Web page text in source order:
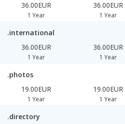
36.00EUR
1 Year
36.00EUR
1 Year
.international
36.00EUR
1 Year
36.00EUR
1 Year
.photos
19.00EUR
1 Year
19.00EUR
1 Year
.directory